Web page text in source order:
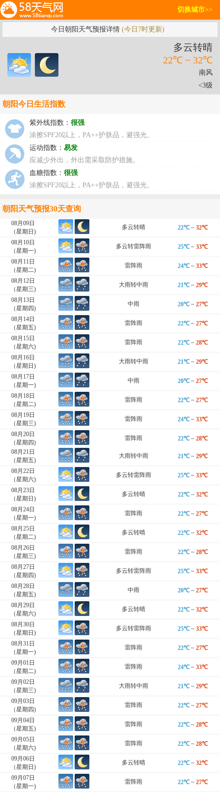
切换城市>>
今日朝阳天气预报详情(今日7时更新)
多云转晴
22℃ ~ 32℃
南风
<3级
朝阳今日生活指数
紫外线指数： 很强
涂擦SPF20以上，PA++护肤品，避强光。
运动指数： 易发
应减少外出，外出需采取防护措施。
血糖指数： 很强
涂擦SPF20以上，PA++护肤品，避强光。
朝阳天气预报30天查询
08月09日
（星期日)
多云转晴 22℃~ 32℃
08月10日
（星期一)
多云转雷阵雨 25℃~ 33℃
08月11日
（星期二)
雷阵雨 24℃~ 33℃
08月12日
（星期三)
大雨转中雨 21℃~ 29℃
08月13日
（星期四)
中雨 20℃~ 27℃
08月14日
（星期五)
雷阵雨 22℃~ 27℃
08月15日
（星期六)
雷阵雨 22℃~ 28℃
08月16日
（星期日)
大雨转中雨 21℃~ 29℃
08月17日
（星期一)
中雨 20℃~ 27℃
08月18日
（星期二)
雷阵雨 22℃~ 27℃
08月19日
（星期三)
雷阵雨 24℃~ 33℃
08月20日
（星期四)
雷阵雨 22℃~ 28℃
08月21日
（星期五)
大雨转中雨 21℃~ 29℃
08月22日
（星期六)
多云转雷阵雨 25℃~ 33℃
08月23日
（星期日)
多云转晴 22℃~ 32℃
08月24日
（星期一)
雷阵雨 22℃~ 27℃
08月25日
（星期二)
多云转晴 22℃~ 32℃
08月26日
（星期三)
雷阵雨 22℃~ 28℃
08月27日
（星期四)
多云转雷阵雨 25℃~ 33℃
08月28日
（星期五)
中雨 20℃~ 27℃
08月29日
（星期六)
多云转晴 22℃~ 32℃
08月30日
（星期日)
多云转雷阵雨 25℃~ 33℃
08月31日
（星期一)
雷阵雨 22℃~ 27℃
09月01日
（星期二)
雷阵雨 24℃~ 33℃
09月02日
（星期三)
大雨转中雨 21℃~ 29℃
09月03日
（星期四)
雷阵雨 22℃~ 27℃
09月04日
（星期五)
雷阵雨 22℃~ 28℃
09月05日
（星期六)
雷阵雨 22℃~ 28℃
09月06日
（星期日)
多云转晴 22℃~ 32℃
09月07日
（星期一)
雷阵雨 22℃~ 27℃